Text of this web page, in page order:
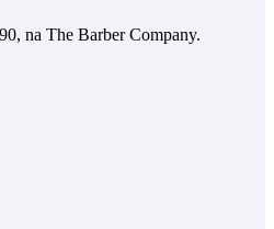
na The Barber Company.